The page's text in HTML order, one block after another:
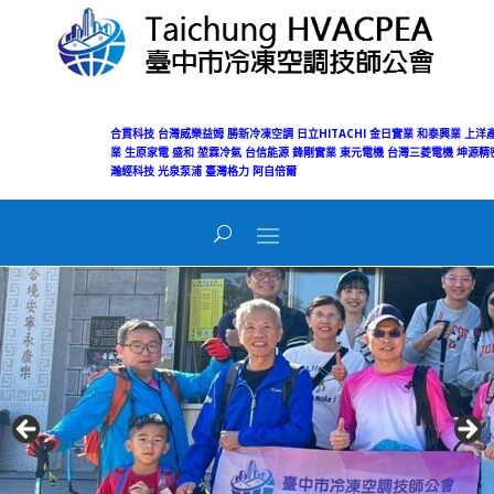
合貫科技 台灣威樂益姆 勝新冷凍空調 日立HITACHI 金日實業 和泰興業 上洋
業 生原家電 盛和 堃霖冷氣 台信能源 鋒剛實業 東元電機 台灣三菱電機 坤源精
瀚經科技 光泉泵浦 臺灣格力 阿自倍爾
Today's Views:
Total Views:50,114